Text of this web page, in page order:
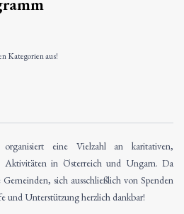
Kategorien aus!
eine Vielzahl an karitativen,
Aktivitäten in Österreich und Ungarn. Da
sich ausschließlich von Spenden
und Unterstützung herzlich dankbar!